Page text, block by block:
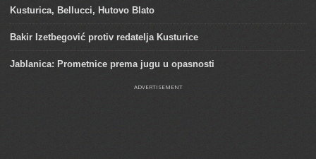
Kusturica, Bellucci, Hutovo Blato
Bakir Izetbegović protiv redatelja Kusturice
Jablanica: Prometnice prema jugu u opasnosti
ADVERTISEMENT